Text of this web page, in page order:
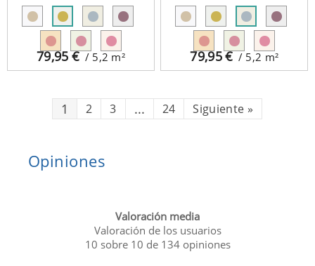
79,95 € / 5,2 m² 79,95€ / 5,2 m²
1 2 3 ... 24 Siguiente »
Opiniones
Valoración media
Valoración de los usuarios
10 sobre 10 de 134opiniones